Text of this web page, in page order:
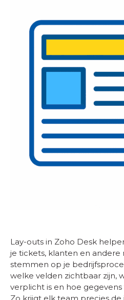
Lay-outs in Zoho Desk
je tickets, klanten en andere
stemmen op je
welke velden zichtbaar zijn,
verplicht is en hoe